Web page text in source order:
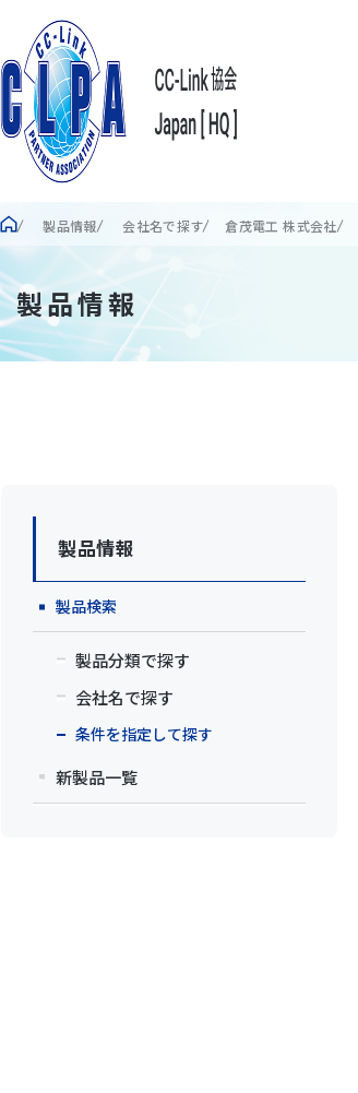
製品情報 会社名で探す 倉茂電工 株式会社
製品情報
製品情報
製品検索
製品分類で探す
会社名で探す
条件を指定して探す
新製品一覧